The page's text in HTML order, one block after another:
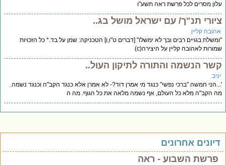
עלון מסרים לכל פרשת ראה תשע"ו
ציורי תנ"ך/ עם ישראל מושל בג..
אהובה קליין
"ומשלת בגויים רבים ובך לא ימשלו" [דברים ט"ו,ו] הטכניקה: שמן על בד.* כל הזכויות
שמורות לאהובה קליין על היצירה(c)
קשר הנשמה והתורה לתיקון העול..
יניב
'...הני חמשה "ברכי נפשי" כנגד מי אמרן דוד?- לא אמרן אלא כנגד הקב"ה וכנגד נשמה.
מה הקב"ה מלא כל העולם, אף נשמה מלאה את כל הגוף. מה ה
דיונים אחרונים
פרשת השבוע - ראה